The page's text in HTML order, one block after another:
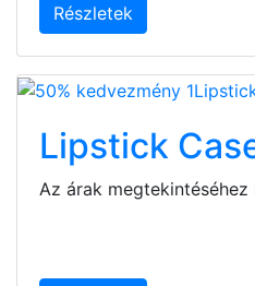
Részletek
Lipstick
Az árak megtekintéséhez